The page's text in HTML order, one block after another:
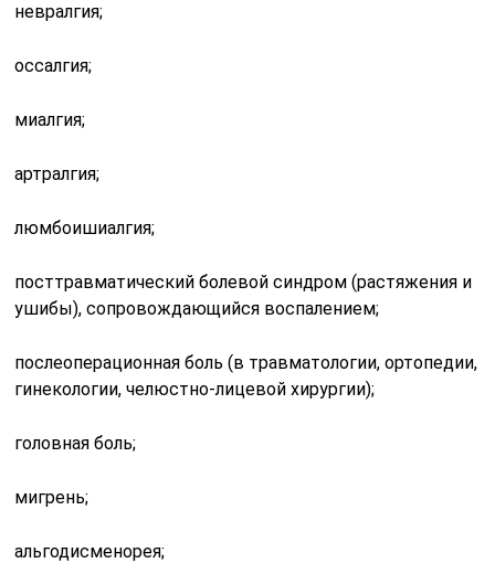
невралгия;
оссалгия;
миалгия;
артралгия;
люмбоишиалгия;
посттравматический болевой синдром (растяжения и
ушибы), сопровождающийся воспалением;
послеоперационная боль (в травматологии, ортопедии,
гинекологии, челюстно-лицевой хирургии);
головная боль;
мигрень;
альгодисменорея;